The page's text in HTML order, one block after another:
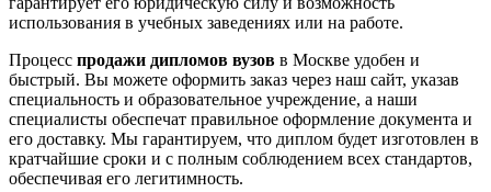
использования в учебных заведениях или на работе.
Процесс продажи дипломов вузов в Москве удобен и
быстрый. Вы можете оформить заказ через наш сайт, указав
специальность и образовательное учреждение, а наши
специалисты обеспечат правильное оформление документа и
его доставку. Мы гарантируем, что диплом будет изготовлен в
кратчайшие сроки и с полным соблюдением всех стандартов,
обеспечивая его легитимность.